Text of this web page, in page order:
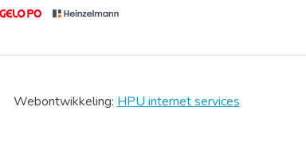
Webontwikkeling: HPU internet services